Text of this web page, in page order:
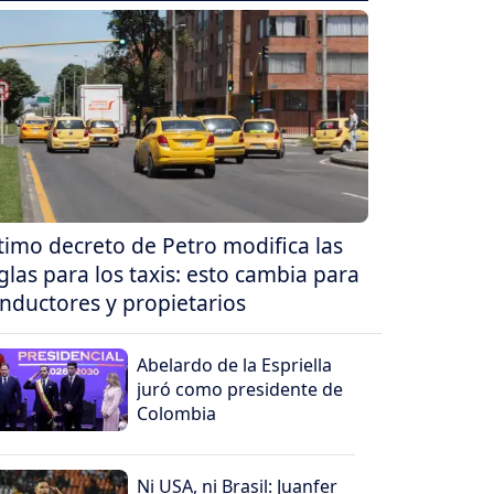
decreto de Petro modifica las
para los taxis: esto cambia para
y propietarios
Abelardo de la Espriella
juró como presidente de
Colombia
Ni USA, ni Brasil: Juanfer